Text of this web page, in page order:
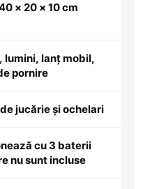
× 20 × 10 cm
lumini, lanț mobil,
pornire
jucărie și ochelari
cu 3 baterii
nu sunt incluse